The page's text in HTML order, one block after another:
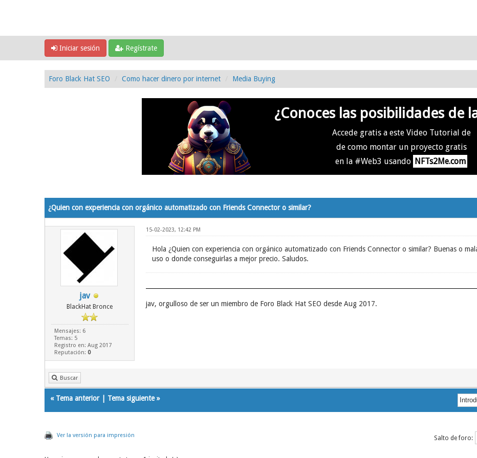
Iniciar sesión Regístrate
Foro Black Hat SEO Como hacer dinero por internet Media Buying
¿Conoces las posibilidades de
Accede gratis a este Video Tutorial de
de como montar un proyecto gratis
en la #Web3 usando NFTs2Me.com
¿Quien con experiencia con orgánico automatizado con Friends Connector o similar?
jav
BlackHat Bronce
Mensajes: 6
Temas: 5
Registro en: Aug 2017
Reputación: 0
15-02-2023, 12:42 PM
Hola ¿Quien con experiencia con orgánico automatizado con Friends Connector o similar? Buenas o
uso o donde conseguirlas a mejor precio. Saludos.
jav, orgulloso de ser un miembro de Foro Black Hat SEO desde Aug 2017.
Buscar
« Tema anterior| Tema siguiente»
Ver la versión para impresión Salto de foro: